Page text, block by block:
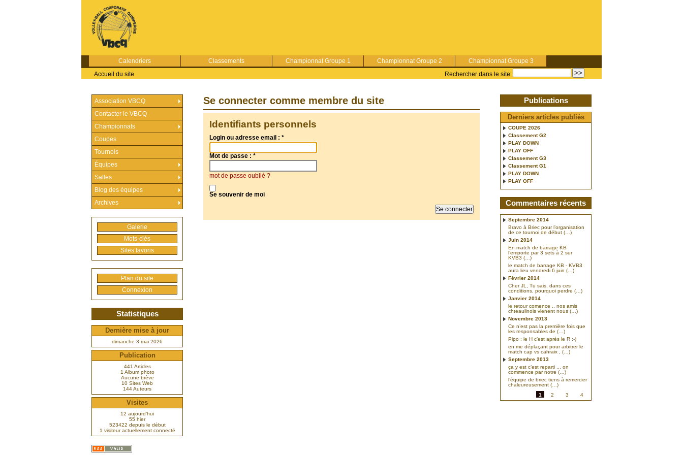
Calendriers Classements Championnat Groupe 1 Championnat Groupe 2
Championnat Groupe 3
Rechercher dans le site
Accueil du site
Se connecter comme membre du site
Identifiants personnels
Login ou adresse email : *
Mot de passe :*
mot de passe oublié ?
Se souvenir de moi
Association VBCQ
Contacter le VBCQ
Championnats
Coupes
Tournois
Équipes
Salles
Blog des équipes
Archives
Galerie
Mots-clés
Sites favoris
Plan du site
Connexion
Statistiques
Dernière mise à jour
dimanche 3 mai 2026
Publication
441 Articles
1 Album photo
Aucune brève
10 Sites Web
144 Auteurs
Visites
12 aujourd’hui
55 hier
523422 depuis le début
1 visiteur actuellement connecté
Publications
Derniers articles publiés
COUPE 2026
Classement G2
PLAY DOWN
PLAY OFF
Classement G3
Classement G1
PLAY DOWN
PLAY OFF
Commentaires récents
Septembre 2014
Bravo à Briec pour l’organisation
de ce tournoi de début (…)
Juin 2014
En match de barrage KB
l’emporte par 3 sets à 2 sur
KVB3 (…)
le match de barrage KB - KVB3
aura lieu vendredi 6 juin (…)
Février 2014
Cher JL, Tu sais, dans ces
conditions, pourquoi perdre (…)
Janvier 2014
le retour comence .. nos amis
chteaulinois vienent nous (…)
Novembre 2013
Ce n’est pas la première fois que
les responsables de (…)
Pipo : le H c’est après le R ;-)
en me déplaçant pour arbitrer le
match cap vs cahraix , (…)
Septembre 2013
ça y est c’est reparti ... on
commence par notre (…)
l’équipe de briec tiens à remercier
chaleureusement (…)
1
2 3 4